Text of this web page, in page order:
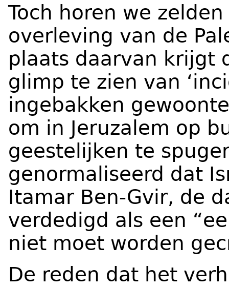
Toch horen we
overleving van de
plaats daarvan krijgt
glimp te zien van
ingebakken
om in Jeruzalem op
geestelijken te
genormaliseerd dat
Itamar Ben-Gvir, de
verdedigd als een
niet moet worden
De reden dat het